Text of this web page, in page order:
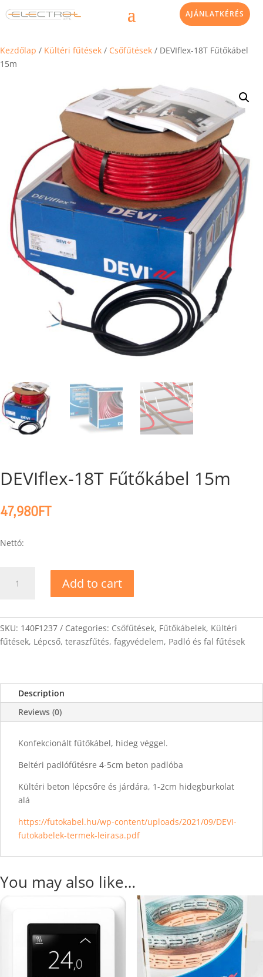
AJÁNLATKÉRÉS
Kezdőlap / Kültéri fűtések / Csőfűtések / DEVIflex-18T Fűtőkábel
15m
DEVIflex-18T Fűtőkábel 15m
47,980FT
Nettó:
quantity
Add to cart
SKU: 140F1237 Categories: Csőfűtések, Fűtőkábelek, Kültéri
fűtések, Lépcső, teraszfűtés, fagyvédelem, Padló és fal fűtések
Description
Reviews (0)
Konfekcionált fűtőkábel, hideg véggel.
Beltéri padlófűtésre 4-5cm beton padlóba
Kültéri beton lépcsőre és járdára, 1-2cm hidegburkolat
alá
https://futokabel.hu/wp-content/uploads/2021/09/DEVI-
futokabelek-termek-leirasa.pdf
You may also like…